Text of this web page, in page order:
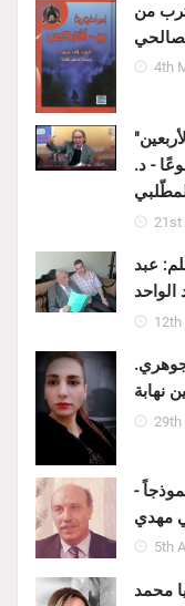
من
4th
- د.
21st
عبد
الواحد
12th
نهابة
29th
-
مهدي
5th
محمد